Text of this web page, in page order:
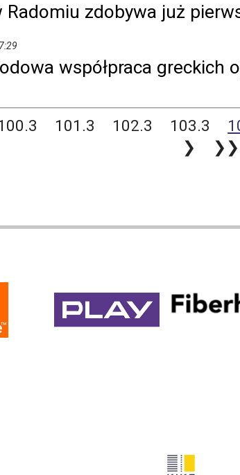
Radomiu zdobywa już
współpraca greckich
101.3 102.3 103.3
❯
❯❯